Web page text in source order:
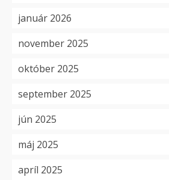
január 2026
november 2025
október 2025
september 2025
jún 2025
máj 2025
apríl 2025